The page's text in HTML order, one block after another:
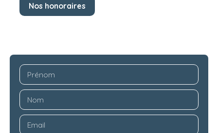
Nos honoraires
Prénom
Nom
Email